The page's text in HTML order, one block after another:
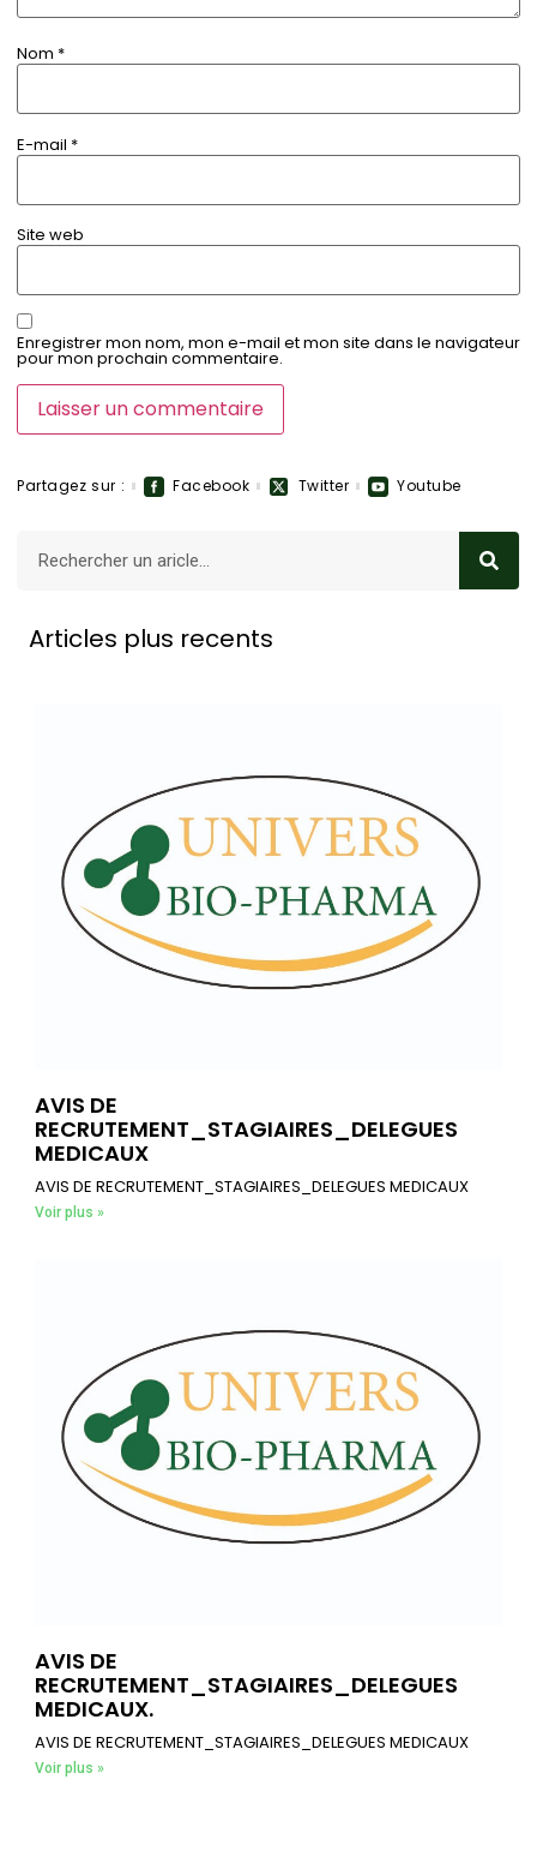
Nom *
E-mail *
Site web
Enregistrer mon nom, mon e-mail et mon site dans le navigateur
pour mon prochain commentaire.
Partagez sur : Facebook Twitter Youtube
Articles plus recents
AVIS DE
RECRUTEMENT_STAGIAIRES_DELEGUES
MEDICAUX
AVIS DE RECRUTEMENT_STAGIAIRES_DELEGUES MEDICAUX
Voir plus »
AVIS DE
RECRUTEMENT_STAGIAIRES_DELEGUES
MEDICAUX.
AVIS DE RECRUTEMENT_STAGIAIRES_DELEGUES MEDICAUX
Voir plus »